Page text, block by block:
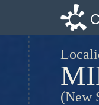
(New